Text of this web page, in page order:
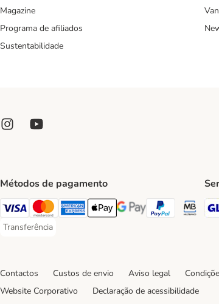
Magazine
Programa de afiliados
Sustentabilidade
Métodos de pagamento
Visa Payment Method
Mastercard Payment Method
American Express Payment Method
Apple Pay Payment Method
Google Pay Payment
PayPal Payment
Transferência
Transferência Payment Method
Contactos Custos de envio Aviso legal
Website Corporativo
Declaração de acessibilidade